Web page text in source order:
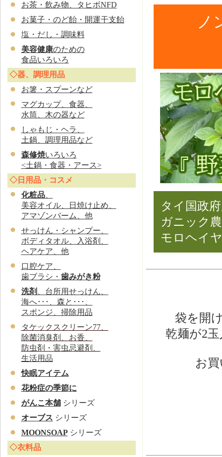
お茶・飲み物、タヒボNFD
お菓子・のど飴・開運干支飴
塩・だし・調味料
美容健康のための
食品いろいろ
◇器、調理用品
お箸・スプーンなど
マグカップ、食器、
水筒、木の器など
しゃもじ・ヘラ、
土鍋、調理用品など
森修焼いろいろ
<土鍋・食器・アース>
◇日用品・コスメ
化粧品、
美容オイル、日焼け止め、
アマゾンバーム、他
せっけん・シャンプー、
ボディタオル、入浴剤、
ヘアケア、他
口腔ケア、
歯ブラシ・ 歯みがき粉
洗剤
、台所用せっけん、
海へ･･･、森と･･･、
スポンジ、掃除用品
タケックスクリーン77、
除菌消臭剤、お香、
防虫剤・害虫忌避剤、
生活用品
快眠アイテム
花粉症の季節に
がんこ本舗 シリーズ
オーブス シリーズ
MOONSOAP シリーズ
◇衣料品
ノ
タイ国政
ガニック
モロヘイ
袋を開
乾麺が2
お